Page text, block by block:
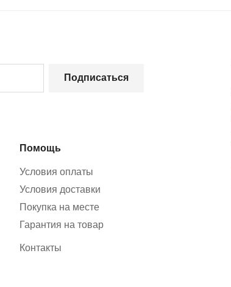
Подписаться
Помощь
Условия оплаты
Условия доставки
Покупка на месте
Гарантия на товар
Контакты